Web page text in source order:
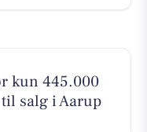
kun 445.000
salg i Aarup